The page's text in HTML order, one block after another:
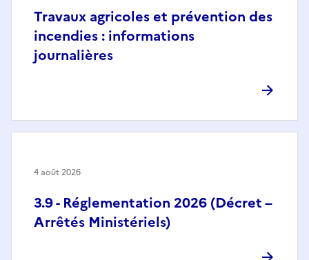
Travaux agricoles et prévention des
incendies : informations
journalières
3.9 - Réglementation 2026 (Décret –
Arrêtés Ministériels)
4 août 2026